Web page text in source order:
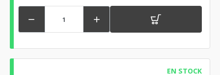
 
EN STOCK